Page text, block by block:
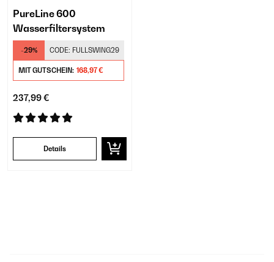
PureLine 600
Wasserfiltersystem
-29% CODE: FULLSWING29
MIT GUTSCHEIN: 168,97 €
237,99 €
Details